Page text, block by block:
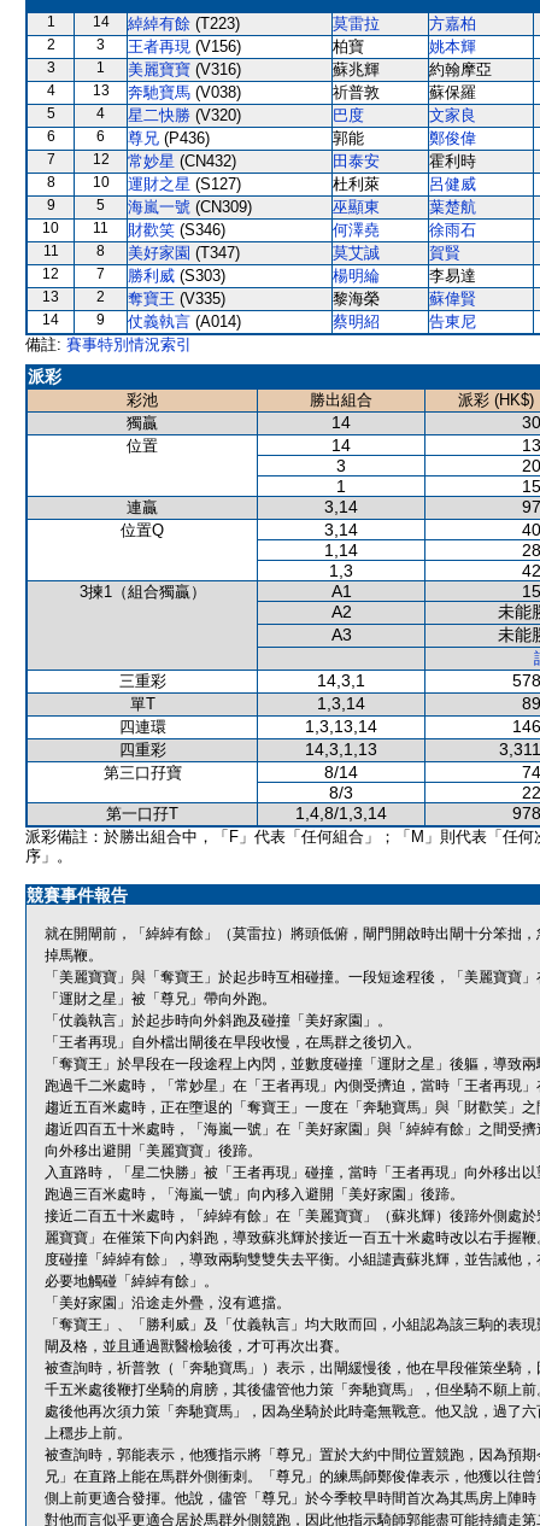
1 14 綽綽有餘 (T223) 莫雷拉 方嘉柏
2 3 王者再現 (V156) 柏寶 姚本輝
3 1 美麗寶寶 (V316) 蘇兆輝 約翰摩亞
4 13 奔馳寶馬 (V038) 祈普敦 蘇保羅
5 4 星二快勝 (V320) 巴度 文家良
6 6 尊兄 (P436) 郭能 鄭俊偉
7 12 常妙星 (CN432) 田泰安 霍利時
8 10 運財之星 (S127) 杜利萊 呂健威
9 5 海嵐一號 (CN309) 巫顯東 葉楚航
10 11 財歡笑 (S346) 何澤堯 徐雨石
11 8 美好家園 (T347) 莫艾誠 賀賢
12 7 勝利威 (S303) 楊明綸 李易達
13 2 奪寶王 (V335) 黎海榮 蘇偉賢
14 9 仗義執言 (A014) 蔡明紹
告東尼
備註: 賽事特別情況索引
派彩
彩池 勝出組合
派彩 (HK$)
獨贏
14
位置 14
3
1
連贏 3,14
位置Q 3,14
1,14
1,3
3揀1（組合獨贏） A1
A2
未能
A3
未能
三重彩
14,3,1
單T 1,3,14
四連環 1,3,13,14
四重彩 14,3,1,13
第三口孖寶 8/14
8/3
第一口孖T 1,4,8/1,3,14
派彩備註：於勝出組合中，「F」代表「任何組合」；「M」則代表「任何
序」。
競賽事件報告
就在開閘前，「綽綽有餘」（莫雷拉）將頭低俯，閘門開啟時出閘十分笨拙
掉馬鞭。
「美麗寶寶」與「奪寶王」於起步時互相碰撞。一段短途程後，「美麗寶寶
「運財之星」被「尊兄」帶向外跑。
「仗義執言」於起步時向外斜跑及碰撞「美好家園」。
「王者再現」自外檔出閘後在早段收慢，在馬群之後切入。
「奪寶王」於早段在一段途程上內閃，並數度碰撞「運財之星」後軀，導致
跑過千二米處時，「常妙星」在「王者再現」內側受擠迫，當時「王者再現
趨近五百米處時，正在墮退的「奪寶王」一度在「奔馳寶馬」與「財歡笑」
趨近四百五十米處時，「海嵐一號」在「美好家園」與「綽綽有餘」之間受
向外移出避開「美麗寶寶」後蹄。
入直路時，「星二快勝」被「王者再現」碰撞，當時「王者再現」向外移出以
跑過三百米處時，「海嵐一號」向內移入避開「美好家園」後蹄。
接近二百五十米處時，「綽綽有餘」在「美麗寶寶」（蘇兆輝）後蹄外側處
麗寶寶」在催策下向內斜跑，導致蘇兆輝於接近一百五十米處時改以右手握
度碰撞「綽綽有餘」，導致兩駒雙雙失去平衡。小組譴責蘇兆輝，並告誡他
必要地觸碰「綽綽有餘」。
「美好家園」沿途走外疊，沒有遮擋。
「奪寶王」、「勝利威」及「仗義執言」均大敗而回，小組認為該三駒的表
閘及格，並且通過獸醫檢驗後，才可再次出賽。
被查詢時，祈普敦（「奔馳寶馬」）表示，出閘緩慢後，他在早段催策坐騎
千五米處後鞭打坐騎的肩膀，其後儘管他力策「奔馳寶馬」，但坐騎不願上
處後他再次須力策「奔馳寶馬」，因為坐騎於此時毫無戰意。他又說，過了
上穩步上前。
被查詢時，郭能表示，他獲指示將「尊兄」置於大約中間位置競跑，因為預
兄」在直路上能在馬群外側衝刺。「尊兄」的練馬師鄭俊偉表示，他獲以往
側上前更適合發揮。他說，儘管「尊兄」於今季較早時間首次為其馬房上陣
對他而言似乎更適合居於馬群外側競跑，因此他指示騎師郭能盡可能持續走第